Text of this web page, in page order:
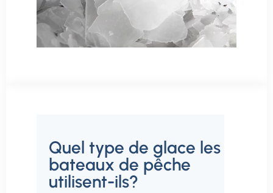
Quel type de glace les
bateaux de pêche
utilisent-ils?